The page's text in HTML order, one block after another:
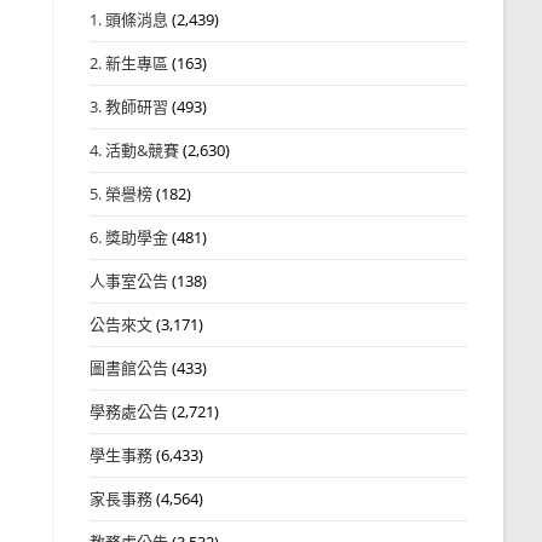
1. 頭條消息 (2,439)
2. 新生專區 (163)
3. 教師研習 (493)
4. 活動&競賽(2,630)
5. 榮譽榜(182)
6. 獎助學金(481)
人事室公告(138)
公告來文(3,171)
圖書館公告(433)
學務處公告(2,721)
學生事務(6,433)
家長事務(4,564)